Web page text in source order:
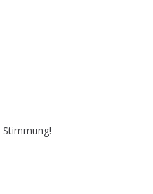
Stimmung!